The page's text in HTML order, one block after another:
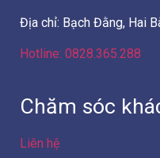
Địa chỉ: Bạch Đằng, Hai
Hotline: 0828.365.288
Chăm sóc
Liên hệ